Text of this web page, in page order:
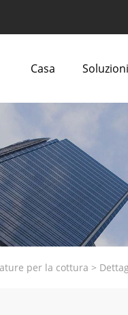
Casa Soluzioni
per la cottura >